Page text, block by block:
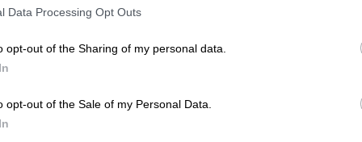
Data Processing Opt Outs
opt-out of the Sharing of my personal data.
opt-out of the Sale of my Personal Data.
υποπέσει σε γνώση μας και αφορούν στο
προσλήψεων σε μόνιμο και επικουρικό
νόμιμη ή έστω νομιμοφανή αιτία, πχ στην έλλειψη
βούλησης του αρμόδιου Διοικητή της 5ης ΥΠΕ, ο
προβλεπόμενης διαδικασίας να προβεί στην